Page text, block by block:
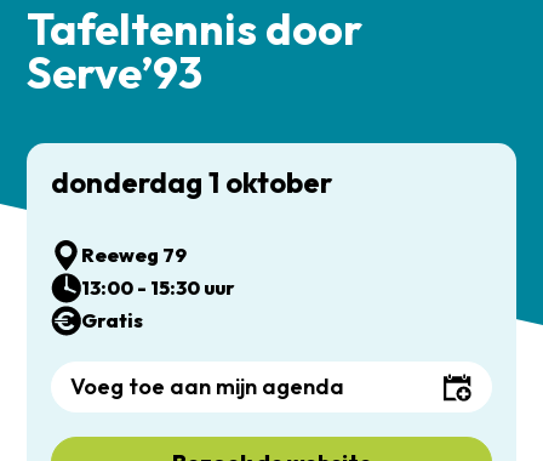
Tafeltennis door
Serve’93
donderdag 1 oktober
Reeweg 79
13:00 - 15:30 uur
Gratis
Voeg toe aan mijn agenda